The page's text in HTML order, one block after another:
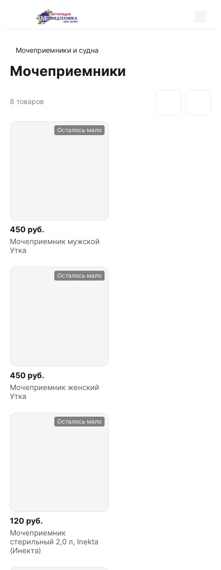
Мочеприемники и судна
Мочеприемники
8 товаров
Осталось мало
450 руб.
Мочеприемник мужской
Утка
Осталось мало
450 руб.
Мочеприемник женский
Утка
Осталось мало
120 руб.
Мочеприемник
стерильный 2,0 л, Inekta
(Инекта)